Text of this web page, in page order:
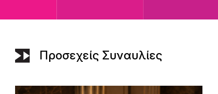
Προσεχείς Συναυλίες